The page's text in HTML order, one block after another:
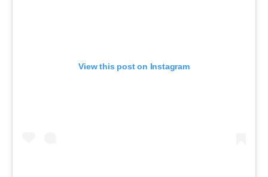
View this post on Instagram